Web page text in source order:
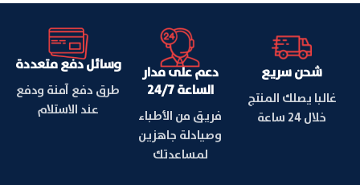
شحن سريع
غالبا يصلك المنتج
خلال 24 ساعة
دعم على مدار
الساعة 24/7
فريق من الأطباء
وصيادلة جاهزين
لمساعدتك
وسائل دفع متعددة
طرق دفع آمنة ودفع
عند الاستلام